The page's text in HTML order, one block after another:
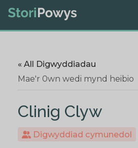
« All Digwyddiadau
Mae'r 0wn wedi mynd heibio
Clinig Clyw
Digwyddiad cymunedol